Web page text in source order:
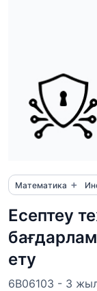
Математика +
Есептеу
ету
6B06103 - 3